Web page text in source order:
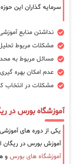
سرمایه گذاران این
نداشتن منابع
مشکلات مربوط تحلیل
مسائل مربوط به
عدم امکان بهره
مشکلات در انتخاب
آموزشگاه بورس در
یکی از دوره های
آموزش بورس در ریگان
آموزشگاه های بورس و